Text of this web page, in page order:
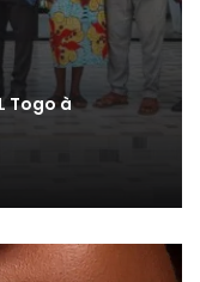
Togo à